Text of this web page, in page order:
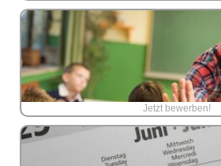
Jetzt bewerben!